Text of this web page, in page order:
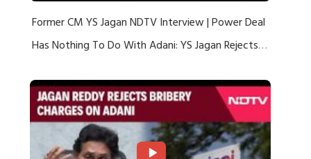
Former CM YS Jagan NDTV Interview | Power Deal
Has Nothing To Do With Adani: YS Jagan Rejects